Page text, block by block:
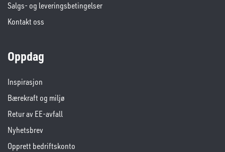
Salgs- og leveringsbetingelser
Kontakt oss
Oppdag
Inspirasjon
Bærekraft og miljø
Retur av EE-avfall
Nyhetsbrev
Opprett bedriftskonto